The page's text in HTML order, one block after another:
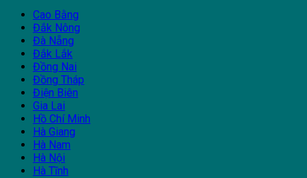
Cao Bằng
Đắk Nông
Đà Nẵng
Đắk Lắk
Đồng Nai
Đồng Tháp
Điện Biên
Gia Lai
Hồ Chí Minh
Hà Giang
Hà Nam
Hà Nội
Hà Tĩnh